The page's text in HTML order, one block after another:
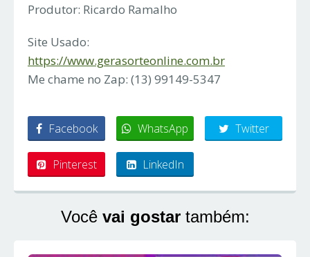
Produtor: Ricardo Ramalho
Site Usado:
https://www.gerasorteonline.com.br
Me chame no Zap: (13) 99149-5347
Facebook WhatsApp Twitter
Pinterest LinkedIn
Você vai gostartambém: